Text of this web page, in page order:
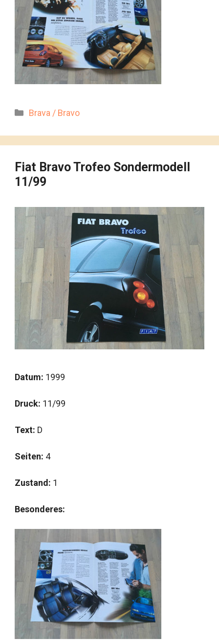
Kategorien
Brava / Bravo
Fiat Bravo Trofeo Sondermodell
11/99
Datum: 1999
Druck: 11/99
Text: D
Seiten: 4
Zustand: 1
Besonderes: